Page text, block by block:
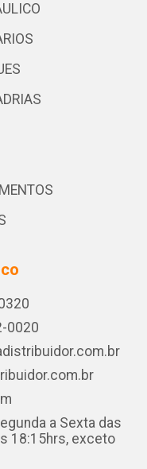
0020
a Sexta das
18:15hrs, exceto